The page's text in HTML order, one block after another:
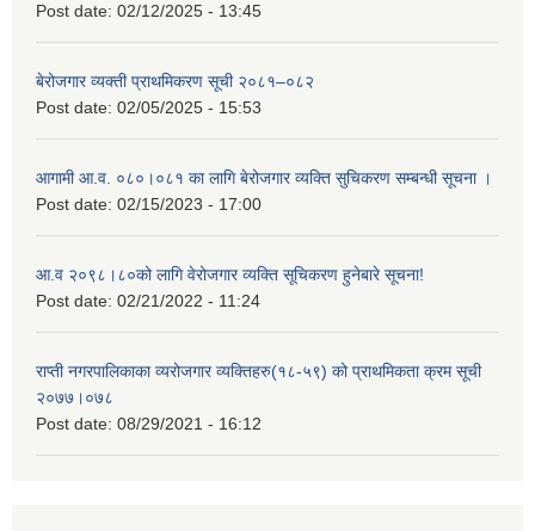
Post date: 02/12/2025 - 13:45
बेरोजगार व्यक्ती प्राथमिकरण सूची २०८१–०८२
Post date: 02/05/2025 - 15:53
आगामी आ.व. ०८०।०८१ का लागि बेरोजगार व्यक्ति सुचिकरण सम्बन्धी सूचना ।
Post date: 02/15/2023 - 17:00
आ.व २०९८।८०को लागि वेरोजगार व्यक्ति सूचिकरण हुनेबारे सूचना!
Post date: 02/21/2022 - 11:24
राप्ती नगरपालिकाका व्यरोजगार व्यक्तिहरु(१८-५९) को प्राथमिकता क्रम सूची
२०७७।०७८
Post date: 08/29/2021 - 16:12